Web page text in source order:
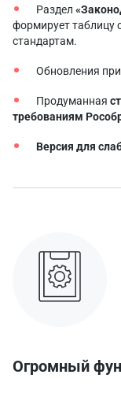
Раздел
формирует таблицу
стандартам.
Обновления
Продуманная
требованиям
Версия для
Огромный